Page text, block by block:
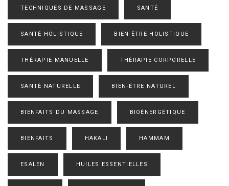
TECHNIQUES DE MASSAGE SANTÉ
SANTÉ HOLISTIQUE BIEN-ÊTRE HOLISTIQUE
THÉRAPIE MANUELLE THÉRAPIE CORPORELLE
SANTÉ NATURELLE BIEN-ÊTRE NATUREL
BIENFAITS DU MASSAGE BIOÉNERGÉTIQUE
BIENFAITS HAKALI HAMMAM
ESALEN HUILES ESSENTIELLES